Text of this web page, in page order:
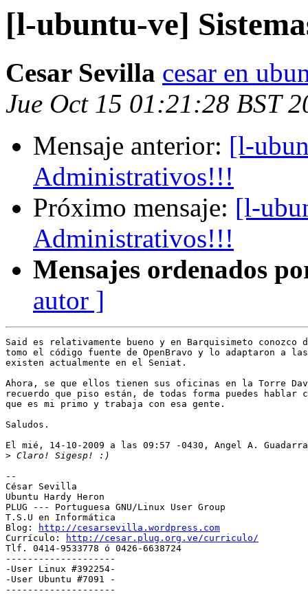
[l-ubuntu-ve]
Cesar Sevilla cesar en
Jue Oct 15 01:21:28 BST
Mensaje anterior: [l-
Administrativos!!!
Próximo mensaje: [l-
Administrativos!!!
Mensajes ordenados
autor ]
Said es relativamente bueno y en Barquisimeto conozco
tomo el código fuente de OpenBravo y lo adaptaron a
existen actualmente en el Seniat.
Ahora, se que ellos tienen sus oficinas en la Torre
recuerdo que piso están, de todas forma puedes hablar
que es mi primo y trabaja con esa gente.
Saludos.
El mié, 14-10-2009 a las 09:57 -0430, Angel A.
>
--
﻿César Sevilla
Ubuntu Hardy Heron
PLUG --- Portuguesa GNU/Linux User Group
T.S.U en Informática
Blog:
http://cesarsevilla.wordpress.com
Currículo:
http://cesar.plug.org.ve/curriculo/
Tlf. 0414-9533778 ó 0426-6638724
--------------------
-User Linux #392254-
-User Ubuntu #7091 -
--------------------